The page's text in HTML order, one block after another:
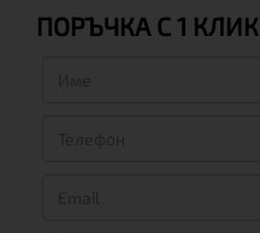
ПОРЪЧКА С 1 КЛИК